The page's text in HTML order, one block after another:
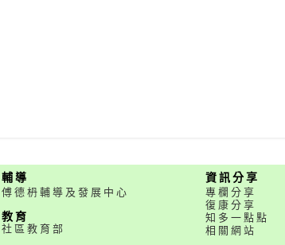
輔導
傅德枬輔導及發展中心
教育
社區教育部
資訊分享
專欄分享
復康分享
知多一點點
相關網站